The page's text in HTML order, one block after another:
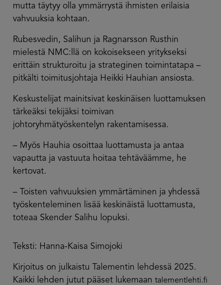
mutta täytyy olla ymmärrystä ihmisten erilaisia
vahvuuksia kohtaan.
Rubesvedin, Salihun ja Ragnarsson Rusthin
mielestä NMC:llä on kokoisekseen yritykseksi
erittäin strukturoitu ja strateginen toimintatapa –
pitkälti toimitusjohtaja Heikki ­Hauhian ansiosta.
Keskustelijat mainitsivat keskinäisen luottamuksen
tärkeäksi tekijäksi toimivan
johtoryhmätyöskentelyn rakentamisessa.
– Myös Hauhia osoittaa luottamusta ja antaa
vapautta ja vastuuta hoitaa tehtäväämme, he
kertovat.
– Toisten vahvuuksien ymmärtäminen ja yhdessä
työskenteleminen lisää keskinäistä luottamusta,
toteaa Skender Salihu lopuksi.
Teksti: Hanna-Kaisa Simojoki
Kirjoitus on julkaistu Talementin lehdessä 2025.
Kaikki lehden jutut pääset lukemaantalementlehti.fi